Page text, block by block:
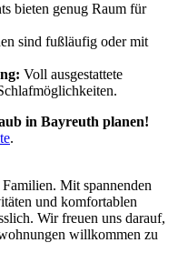
bieten genug Raum für
sind fußläufig oder mit
Voll ausgestattete
in Bayreuth planen!
.
Mit spannenden
und komfortablen
Wir freuen uns darauf,
willkommen zu